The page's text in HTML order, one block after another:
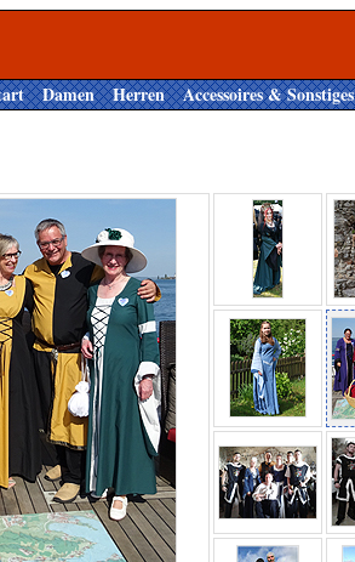
Damen Herren Accessoires & Sonstiges